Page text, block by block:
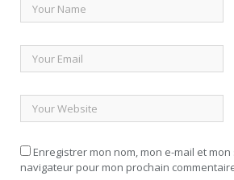
Enregistrer mon nom, mon e-mail et
navigateur pour mon prochain